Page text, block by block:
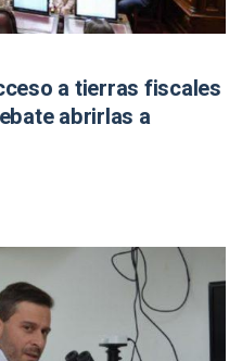
a tierras fiscales
abrirlas a